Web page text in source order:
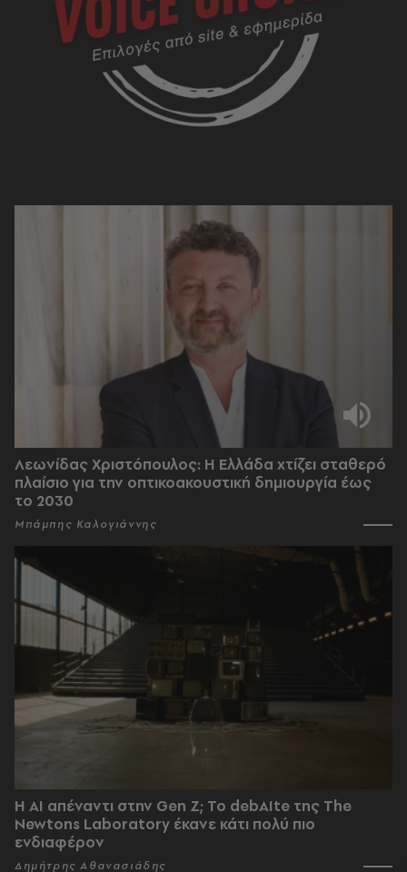
Λεωνίδας Χριστόπουλος: Η Ελλάδα χτίζει σταθερό
πλαίσιο για την οπτικοακουστική δημιουργία έως
το 2030
Μπάμπης Καλογιάννης
Η AI απέναντι στην Gen Z; Το debAIte της The
Newtons Laboratory έκανε κάτι πολύ πιο
ενδιαφέρον
Δημήτρης Αθανασιάδης